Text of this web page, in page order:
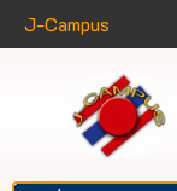
J-Campus